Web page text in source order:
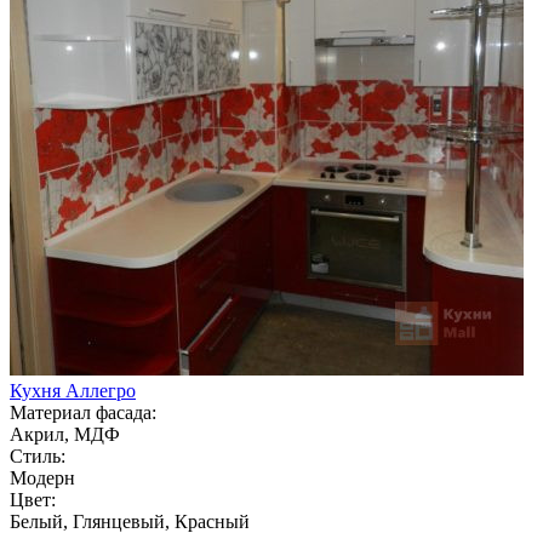
Кухня Аллегро
Материал фасада:
Акрил, МДФ
Стиль:
Модерн
Цвет:
Белый, Глянцевый, Красный